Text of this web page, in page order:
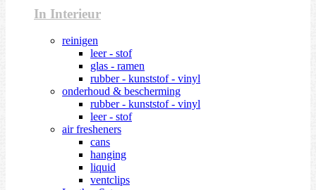
In Interieur
reinigen
leer - stof
glas - ramen
rubber - kunststof - vinyl
onderhoud & bescherming
rubber - kunststof - vinyl
leer - stof
air fresheners
cans
hanging
liquid
ventclips